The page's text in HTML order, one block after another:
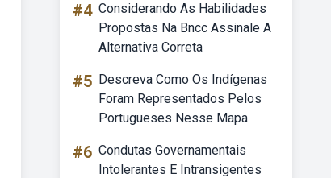
#4 Considerando As Habilidades
Propostas Na Bncc Assinale A
Alternativa Correta
#5 Descreva Como Os Indígenas
Foram Representados Pelos
Portugueses Nesse Mapa
#6 Condutas Governamentais
Intolerantes E Intransigentes